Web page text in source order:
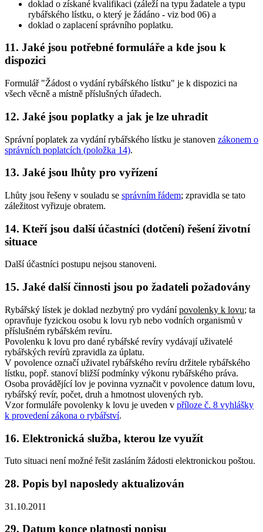
doklad o získané kvalifikaci (záleží na typu žadatele a typu
rybářského lístku, o který je žádáno - viz bod 06) a
doklad o zaplacení správního poplatku.
11. Jaké jsou potřebné formuláře a kde jsou k
dispozici
Formulář "Žádost o vydání rybářského lístku" je k dispozici na
všech věcně a místně příslušných úřadech.
12. Jaké jsou poplatky a jak je lze uhradit
Správní poplatek za vydání rybářského lístku je stanoven zákonem o
správních poplatcích (položka 14).
13. Jaké jsou lhůty pro vyřízení
Lhůty jsou řešeny v souladu se správním řádem; zpravidla se tato
záležitost vyřizuje obratem.
14. Kteří jsou další účastníci (dotčení) řešení životní
situace
Další účastníci postupu nejsou stanoveni.
15. Jaké další činnosti jsou po žadateli požadovány
Rybářský lístek je doklad nezbytný pro vydánípovolenky k lovu; ta
opravňuje fyzickou osobu k lovu ryb nebo vodních organismů v
příslušném rybářském revíru.
Povolenku k lovu pro dané rybářské revíry vydávají uživatelé
rybářských revírů zpravidla za úplatu.
V povolence označí uživatel rybářského revíru držitele rybářského
lístku, popř. stanoví bližší podmínky výkonu rybářského práva.
Osoba provádějící lov je povinna vyznačit v povolence datum lovu,
rybářský revír, počet, druh a hmotnost ulovených ryb.
Vzor formuláře povolenky k lovu je uveden v příloze č. 8 vyhlášky
k provedení zákona o rybářství.
16. Elektronická služba, kterou lze využít
Tuto situaci není možné řešit zasláním žádosti elektronickou poštou.
28. Popis byl naposledy aktualizován
31.10.2011
29. Datum konce platnosti popisu